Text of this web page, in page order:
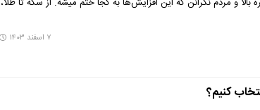
۷ اسفند ۱۴۰۳
کنیم؟